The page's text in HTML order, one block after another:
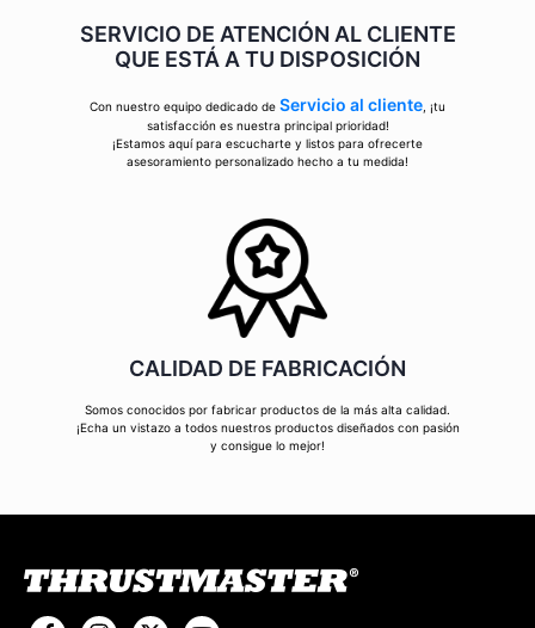
SERVICIO DE ATENCIÓN AL CLIENTE
QUE ESTÁ A TU DISPOSICIÓN
Con nuestro equipo dedicado de Servicio al cliente , ¡tu
satisfacción es nuestra principal prioridad!
¡Estamos aquí para escucharte y listos para ofrecerte
asesoramiento personalizado hecho a tu medida!
CALIDAD DE FABRICACIÓN
Somos conocidos por fabricar productos de la más alta calidad.
¡Echa un vistazo a todos nuestros productos diseñados con pasión
y consigue lo mejor!